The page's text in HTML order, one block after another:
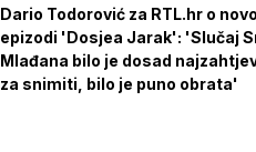
Dario Todorović za RTL.hr o
epizodi 'Dosjea Jarak': 'Slučaj
Mlađana bilo je dosad
za snimiti, bilo je puno obrata'